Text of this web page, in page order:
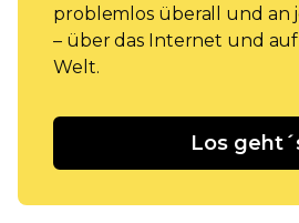
problemlos überall und an
– über das Internet und
Welt.
Los